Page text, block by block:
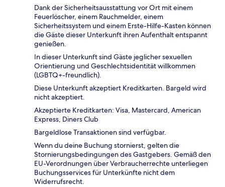
Dank der Sicherheitsausstattung vor Ort mit einem
Feuerlöscher, einem Rauchmelder, einem
Sicherheitssystem und einem Erste-Hilfe-Kasten können
die Gäste dieser Unterkunft ihren Aufenthalt entspannt
genießen.
In dieser Unterkunft sind Gäste jeglicher sexuellen
Orientierung und Geschlechtsidentität willkommen
(LGBTQ+-freundlich).
Diese Unterkunft akzeptiert Kreditkarten. Bargeld wird
nicht akzeptiert.
Akzeptierte Kreditkarten: Visa, Mastercard, American
Express, Diners Club
Bargeldlose Transaktionen sind verfügbar.
Wenn du deine Buchung stornierst, gelten die
Stornierungsbedingungen des Gastgebers. Gemäß den
EU-Verordnungen über Verbraucherrechte unterliegen
Buchungsservices für Unterkünfte nicht dem
Widerrufsrecht.